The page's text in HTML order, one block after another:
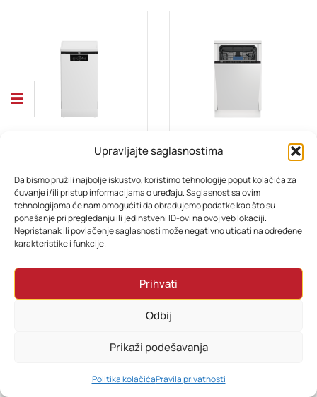
Upravljajte saglasnostima
Da bismo pružili najbolje iskustvo, koristimo tehnologije poput kolačića za
čuvanje i/ili pristup informacijama o uređaju. Saglasnost sa ovim
tehnologijama će nam omogućiti da obrađujemo podatke kao što su
ponašanje pri pregledanju ili jedinstveni ID-ovi na ovoj veb lokaciji.
Nepristanak ili povlačenje saglasnosti može negativno uticati na određene
karakteristike i funkcije.
Prihvati
Odbij
Prikaži podešavanja
Politika kolačićaPravila privatnosti
1.198,80KM
MAŠINE ZA SUĐE
949,00KM
PRETRAŽI KORPA MOJ RAČUN